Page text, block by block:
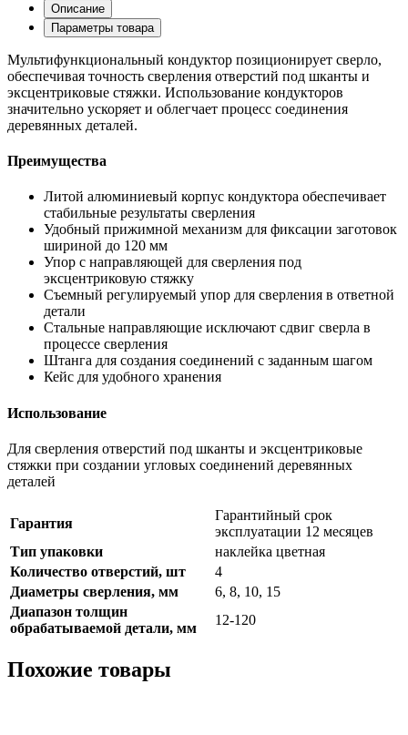
Описание
Параметры товара
Мультифункциональный кондуктор позиционирует сверло,
обеспечивая точность сверления отверстий под шканты и
эксцентриковые стяжки. Использование кондукторов
значительно ускоряет и облегчает процесс соединения
деревянных деталей.
Преимущества
Литой алюминиевый корпус кондуктора обеспечивает
стабильные результаты сверления
Удобный прижимной механизм для фиксации заготовок
шириной до 120 мм
Упор с направляющей для сверления под
эксцентриковую стяжку
Съемный регулируемый упор для сверления в ответной
детали
Стальные направляющие исключают сдвиг сверла в
процессе сверления
Штанга для создания соединений с заданным шагом
Кейс для удобного хранения
Использование
Для сверления отверстий под шканты и эксцентриковые
стяжки при создании угловых соединений деревянных
деталей
Гарантия
Гарантийный срок
эксплуатации 12 месяцев
Тип упаковки
наклейка цветная
Количество отверстий, шт
4
Диаметры сверления, мм
6, 8, 10, 15
Диапазон толщин
обрабатываемой детали, мм
12-120
Похожие товары